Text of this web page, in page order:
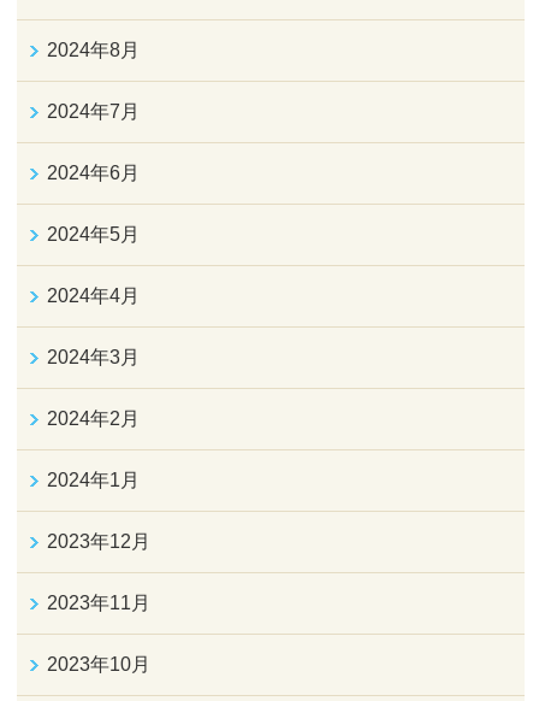
2024年8月
2024年7月
2024年6月
2024年5月
2024年4月
2024年3月
2024年2月
2024年1月
2023年12月
2023年11月
2023年10月